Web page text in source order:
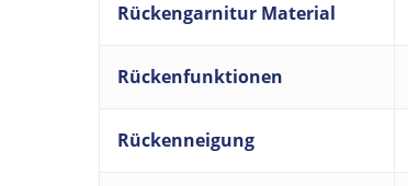
Rückengarnitur Material
Rückenfunktionen
Rückenneigung